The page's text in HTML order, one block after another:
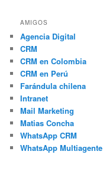
AMIGOS
Agencia Digital
CRM
CRM en Colombia
CRM en Perú
Farándula chilena
Intranet
Mail Marketing
Matias Concha
WhatsApp CRM
WhatsApp Multiagente